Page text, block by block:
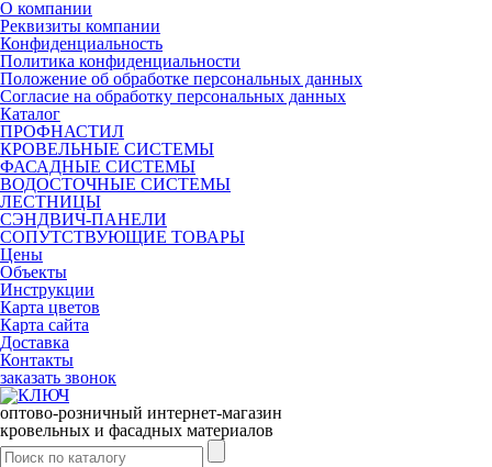
О компании
Реквизиты компании
Конфиденциальность
Политика конфиденциальности
Положение об обработке персональных данных
Согласие на обработку персональных данных
Каталог
ПРОФНАСТИЛ
КРОВЕЛЬНЫЕ СИСТЕМЫ
ФАСАДНЫЕ СИСТЕМЫ
ВОДОСТОЧНЫЕ СИСТЕМЫ
ЛЕСТНИЦЫ
СЭНДВИЧ-ПАНЕЛИ
СОПУТСТВУЮЩИЕ ТОВАРЫ
Цены
Объекты
Инструкции
Карта цветов
Карта сайта
Доставка
Контакты
заказать звонок
оптово-розничный интернет-магазин
кровельных и фасадных материалов